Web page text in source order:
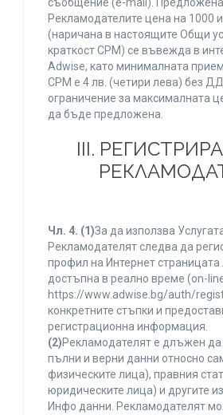
съобщение (e-mail).
Рекламодателите цена на 1000
(наричана в настоящите Общи
краткост CPM) се въвежда в
Adwise, като минималната
CPM е 4 лв. (четири лева) без
ограничение за максималната
да бъде предложена.
ІІІ.
Чл. 4. (1)За да използва
Рекламодателят следва да
профил на Интернет страницата
достъпна в реално време (on-
https://www.adwise.bg/auth/
конкретните стъпки и
регистрационна информация.
(2)Рекламодателят е длъжен да
пълни и верни данни относно
физическите лица), правния
юридическите лица) и другите
Инфо данни. Рекламодателят